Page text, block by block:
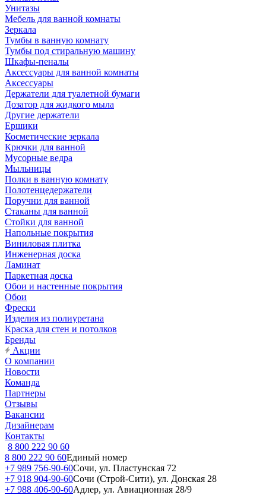
Унитазы
Мебель для ванной комнаты
Зеркала
Тумбы в ванную комнату
Тумбы под стиральную машину
Шкафы-пеналы
Аксессуары для ванной комнаты
Аксессуары
Держатели для туалетной бумаги
Дозатор для жидкого мыла
Другие держатели
Ершики
Косметические зеркала
Крючки для ванной
Мусорные ведра
Мыльницы
Полки в ванную комнату
Полотенцедержатели
Поручни для ванной
Стаканы для ванной
Стойки для ванной
Напольные покрытия
Виниловая плитка
Инженерная доска
Ламинат
Паркетная доска
Обои и настенные покрытия
Обои
Фрески
Изделия из полиуретана
Краска для стен и потолков
Бренды
Акции
О компании
Новости
Команда
Партнеры
Отзывы
Вакансии
Дизайнерам
Контакты
8 800 222 90 60
8 800 222 90 60Единый номер
+7 989 756-90-60Сочи, ул. Пластунская 72
+7 918 904-90-60Сочи (Строй-Сити), ул. Донская 28
+7 988 406-90-60Адлер, ул. Авиационная 28/9